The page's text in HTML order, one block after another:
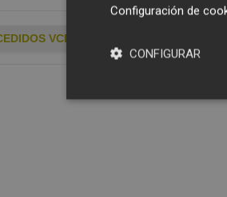
VCF
Configuración de
CONFIGURAR